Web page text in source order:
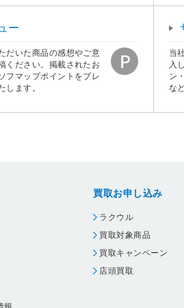
ー
だいた商品の感想やご意
ください。掲載されたお
フマップポイントをプレ
します。
当
入
ン
な
買取お申し込み
ラクウル
買取対象商品
買取キャンペーン
店頭買取